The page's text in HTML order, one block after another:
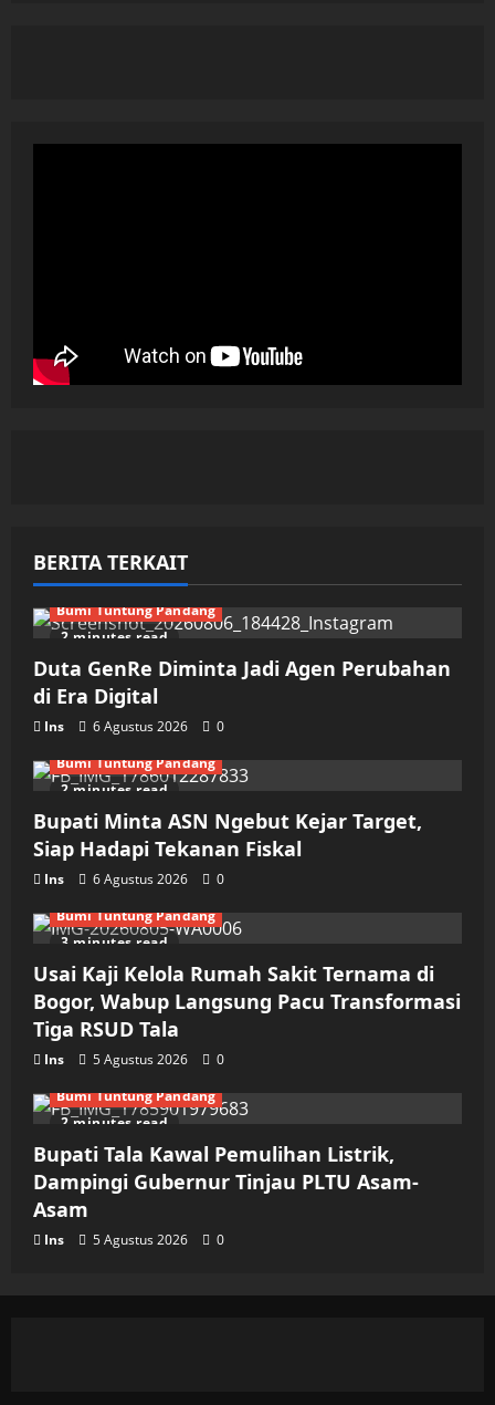
BERITA TERKAIT
2 minutes read
Bumi Tuntung Pandang
Duta GenRe Diminta Jadi Agen Perubahan
di Era Digital
Ins 6 Agustus 2026 0
2 minutes read
Bumi Tuntung Pandang
Bupati Minta ASN Ngebut Kejar Target,
Siap Hadapi Tekanan Fiskal
Ins 6 Agustus 2026 0
3 minutes read
Bumi Tuntung Pandang
Usai Kaji Kelola Rumah Sakit Ternama di
Bogor, Wabup Langsung Pacu Transformasi
Tiga RSUD Tala
Ins 5 Agustus 2026 0
2 minutes read
Bumi Tuntung Pandang
Bupati Tala Kawal Pemulihan Listrik,
Dampingi Gubernur Tinjau PLTU Asam-
Asam
Ins 5 Agustus 2026 0